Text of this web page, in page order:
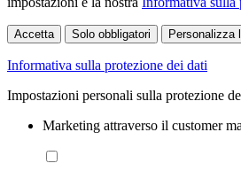
Accetta Solo obbligatori Personalizza
Informativa sulla protezione dei dati
Impostazioni personali sulla protezione
Marketing attraverso il customer